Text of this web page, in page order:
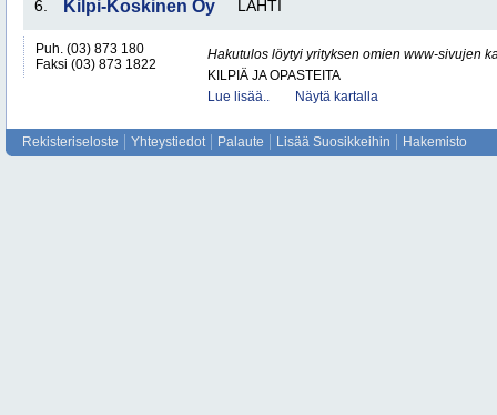
6. Kilpi-Koskinen Oy LAHTI
Puh. (03) 873 180
Faksi (03) 873 1822
Hakutulos löytyi yrityksen omien www-sivujen
KILPIÄ JA OPASTEITA
Lue lisää..
Näytä kartalla
Rekisteriseloste Yhteystiedot Palaute Lisää Suosikkeihin Hakemisto